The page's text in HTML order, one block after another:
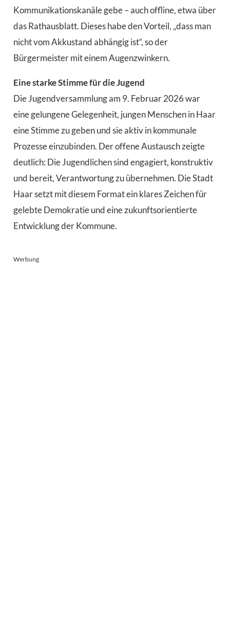
Kommunikationskanäle gebe – auch offline, etwa über
das Rathausblatt. Dieses habe den Vorteil, „dass man
nicht vom Akkustand abhängig ist“, so der
Bürgermeister mit einem Augenzwinkern.
Eine starke Stimme für die Jugend
Die Jugendversammlung am 9. Februar 2026 war
eine gelungene Gelegenheit, jungen Menschen in Haar
eine Stimme zu geben und sie aktiv in kommunale
Prozesse einzubinden. Der offene Austausch zeigte
deutlich: Die Jugendlichen sind engagiert, konstruktiv
und bereit, Verantwortung zu übernehmen. Die Stadt
Haar setzt mit diesem Format ein klares Zeichen für
gelebte Demokratie und eine zukunftsorientierte
Entwicklung der Kommune.
Werbung